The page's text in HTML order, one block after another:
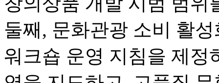
둘째, 문화관광 소비 활
워크숍 운영 지침을 제정